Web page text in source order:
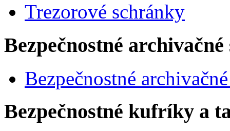
Trezorové schránky
Bezpečnostné
Bezpečnostné
Bezpečnostné kufríky a